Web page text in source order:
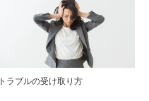
トラブルの受け取り方